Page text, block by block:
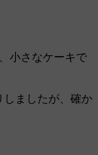
小さなケーキで
しましたが、確か